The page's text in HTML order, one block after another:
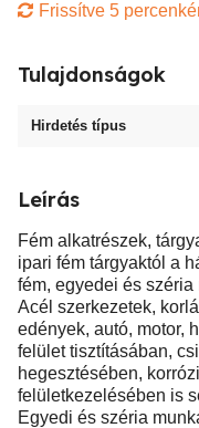
Frissítve 5
Tulajdonságok
Hirdetés típus
Leírás
Fém alkatrészek,
ipari fém tárgyaktól a
fém, egyedei és
Acél szerkezetek,
edények, autó, motor,
felület tisztításában,
hegesztésében,
felületkezelésében is
Egyedi és széria